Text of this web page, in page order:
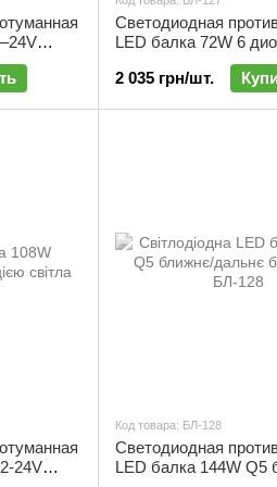
свет |
Светодиодная
LED балка 72W 6
ближний /дальний
белый свет | БЛ-127
2 035 грн/шт.
24V
Код товара: БЛ-128
Светодиодная
LED балка 144W Q5